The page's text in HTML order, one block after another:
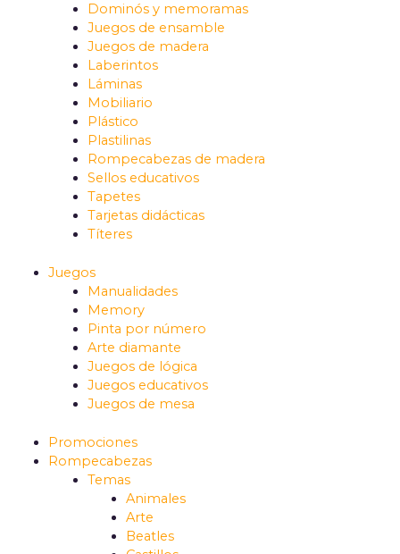
Dominós y memoramas
Juegos de ensamble
Juegos de madera
Laberintos
Láminas
Mobiliario
Plástico
Plastilinas
Rompecabezas de madera
Sellos educativos
Tapetes
Tarjetas didácticas
Títeres
Juegos
Manualidades
Memory
Pinta por número
Arte diamante
Juegos de lógica
Juegos educativos
Juegos de mesa
Promociones
Rompecabezas
Temas
Animales
Arte
Beatles